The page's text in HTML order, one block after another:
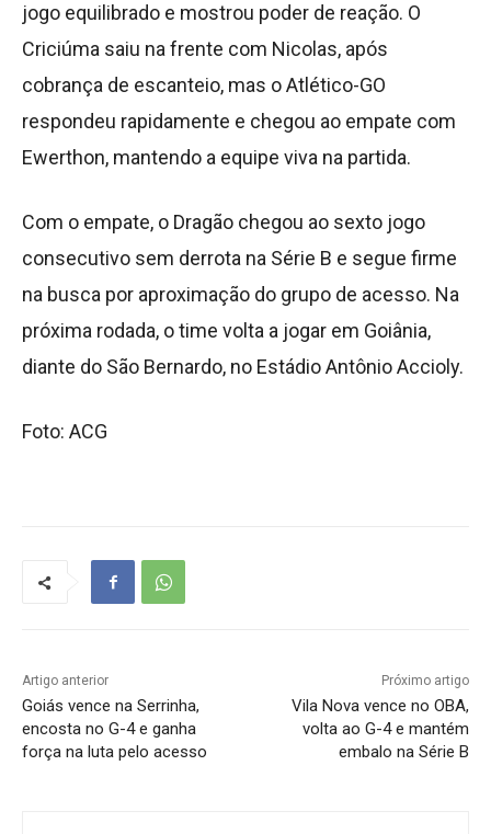
jogo equilibrado e mostrou poder de reação. O
Criciúma saiu na frente com Nicolas, após
cobrança de escanteio, mas o Atlético-GO
respondeu rapidamente e chegou ao empate com
Ewerthon, mantendo a equipe viva na partida.
Com o empate, o Dragão chegou ao sexto jogo
consecutivo sem derrota na Série B e segue firme
na busca por aproximação do grupo de acesso. Na
próxima rodada, o time volta a jogar em Goiânia,
diante do São Bernardo, no Estádio Antônio Accioly.
Foto: ACG
Artigo anterior
Goiás vence na Serrinha,
encosta no G-4 e ganha
força na luta pelo acesso
Próximo artigo
Vila Nova vence no OBA,
volta ao G-4 e mantém
embalo na Série B